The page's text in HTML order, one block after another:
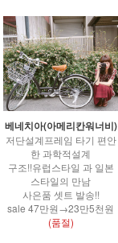
베네치아(아메리칸워너비)
저단설계프레임 타기 편안
한 과학적설계
구조!!유럽스타일 과 일본
스타일의 만남
사은품 셋트 발송!!
sale 47만원→23만5천원
(품절)